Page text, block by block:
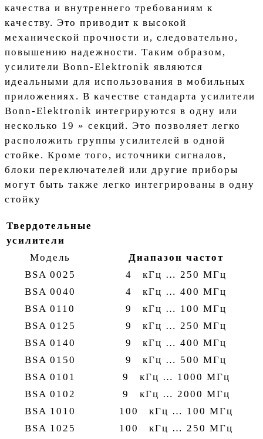
качества и внутреннего требованиям к
качеству. Это приводит к высокой
механической прочности и, следовательно,
повышению надежности. Таким образом,
усилители Bonn-Elektronik являются
идеальными для использования в мобильных
приложениях. В качестве стандарта усилители
Bonn-Elektronik интегрируются в одну или
несколько 19 » секций. Это позволяет легко
расположить группы усилителей в одной
стойке. Кроме того, источники сигналов,
блоки переключателей или другие приборы
могут быть также легко интегрированы в одну
стойку
Твердотельные
усилители
Модель
Диапазон частот
BSA 0025
4 кГц … 250 МГц
BSA 0040
4 кГц … 400 МГц
BSA 0110
9 кГц … 100 МГц
BSA 0125
9 кГц … 250 МГц
BSA 0140
9 кГц … 400 МГц
BSA 0150
9 кГц … 500 МГц
BSA 0101
9 кГц … 1000 МГц
BSA 0102
9 кГц … 2000 МГц
BSA 1010
100 кГц … 100 МГц
BSA 1025
100 кГц … 250 МГц